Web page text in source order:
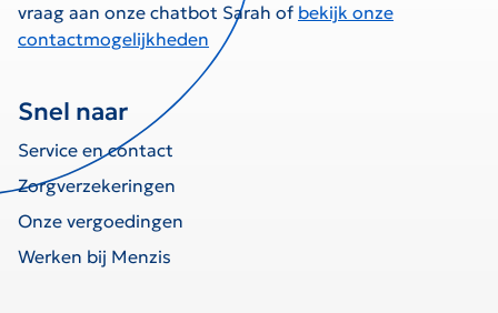
vraag aan onze chatbot Sarah of bekijk onze
contactmogelijkheden
Snel naar
Service en contact
Zorgverzekeringen
Onze vergoedingen
Werken bij Menzis